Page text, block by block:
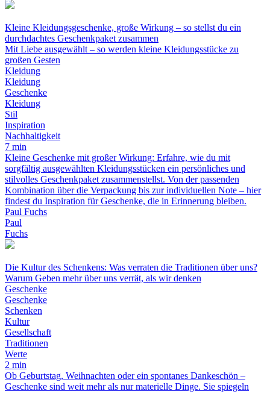
Kleine Kleidungsgeschenke, große Wirkung – so stellst du ein
durchdachtes Geschenkpaket zusammen
Mit Liebe ausgewählt – so werden kleine Kleidungsstücke zu
großen Gesten
Kleidung
Kleidung
Geschenke
Kleidung
Stil
Inspiration
Nachhaltigkeit
7 min
Kleine Geschenke mit großer Wirkung: Erfahre, wie du mit
sorgfältig ausgewählten Kleidungsstücken ein persönliches und
stilvolles Geschenkpaket zusammenstellst. Von der passenden
Kombination über die Verpackung bis zur individuellen Note – hier
findest du Inspiration für Geschenke, die in Erinnerung bleiben.
Paul Fuchs
Paul
Fuchs
Die Kultur des Schenkens: Was verraten die Traditionen über uns?
Warum Geben mehr über uns verrät, als wir denken
Geschenke
Geschenke
Schenken
Kultur
Gesellschaft
Traditionen
Werte
2 min
Ob Geburtstag, Weihnachten oder ein spontanes Dankeschön –
Geschenke sind weit mehr als nur materielle Dinge. Sie spiegeln